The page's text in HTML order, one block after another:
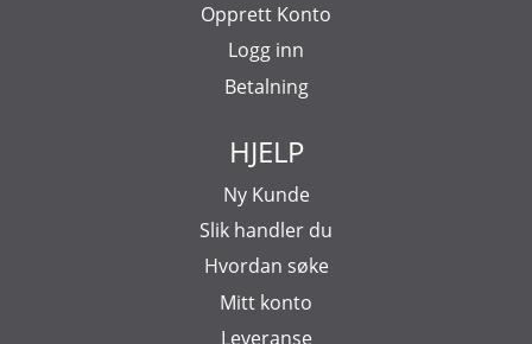
Opprett Konto
Logg inn
Betalning
HJELP
Ny Kunde
Slik handler du
Hvordan søke
Mitt konto
Leveranse